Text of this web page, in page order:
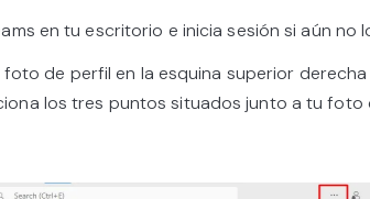
en tu escritorio e inicia sesión si aún no
foto de perfil en la esquina superior
los tres puntos situados junto a tu foto